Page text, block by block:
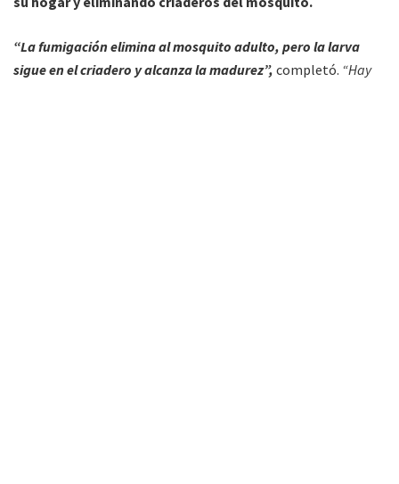
“La fumigación elimina al mosquito adulto, pero la larva
sigue en el criadero y alcanza la madurez”, completó. “Hay